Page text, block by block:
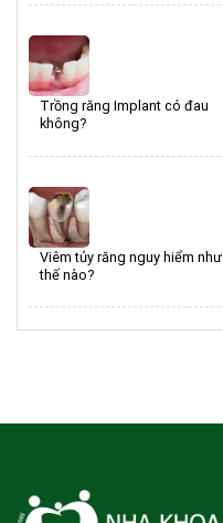
Trồng răng Implant có đau
không?
Viêm tủy răng nguy hiểm như
thế nào?